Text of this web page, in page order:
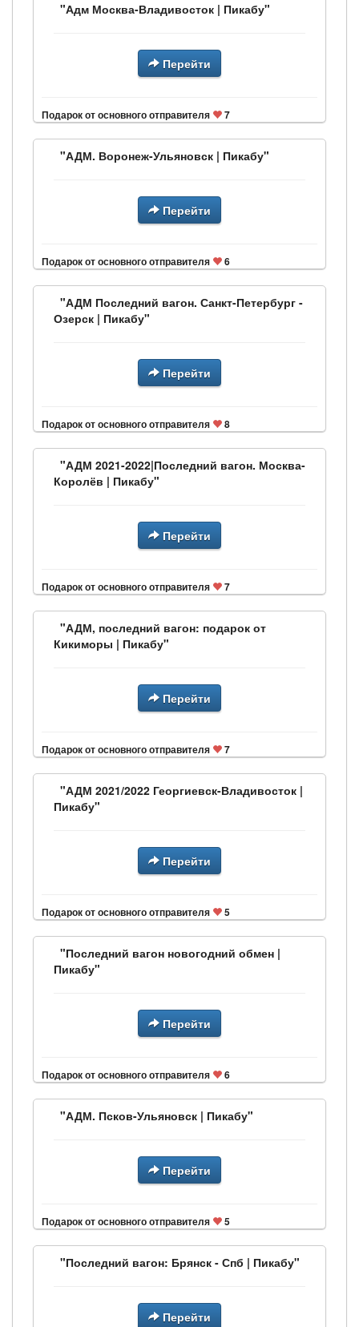
"Адм Москва-Владивосток | Пикабу"
Перейти
Подарок от основного отправителя 7
"АДМ. Воронеж-Ульяновск | Пикабу"
Перейти
Подарок от основного отправителя 6
"АДМ Последний вагон. Санкт-Петербург -
Озерск | Пикабу"
Перейти
Подарок от основного отправителя 8
"АДМ 2021-2022|Последний вагон. Москва-
Королёв | Пикабу"
Перейти
Подарок от основного отправителя 7
"АДМ, последний вагон: подарок от
Кикиморы | Пикабу"
Перейти
Подарок от основного отправителя 7
"АДМ 2021/2022 Георгиевск-Владивосток |
Пикабу"
Перейти
Подарок от основного отправителя 5
"Последний вагон новогодний обмен |
Пикабу"
Перейти
Подарок от основного отправителя 6
"АДМ. Псков-Ульяновск | Пикабу"
Перейти
Подарок от основного отправителя 5
"Последний вагон: Брянск - Спб | Пикабу"
Перейти